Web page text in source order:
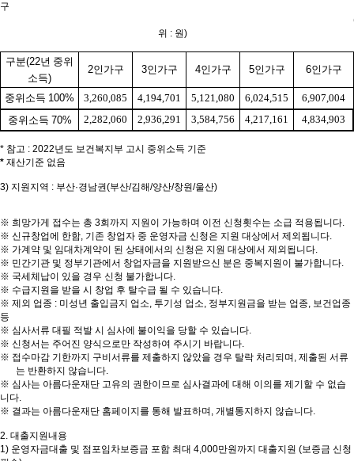
구
위 : 원)
구분(22년 중위
소득)
2인가구 3인가구 4인가구 5인가구 6인가구
중위소득 100% 3,260,085 4,194,701 5,121,080 6,024,515
6,907,004
중위소득 70% 2,282,060 2,936,291 3,584,756 4,217,161 4,834,903
* 참고 : 2022년도 보건복지부 고시 중위소득 기준
* 재산기준 없음
3) 지원지역 : 부산·경남권(부산/김해/양산/창원/울산)
※ 희망가게 접수는 총 3회까지 지원이 가능하며 이전 신청횟수는 소급 적용됩니다.
※ 신규창업에 한함, 기존 창업자 중 운영자금 신청은 지원 대상에서 제외됩니다.
※ 가계약 및 임대차계약이 된 상태에서의 신청은 지원 대상에서 제외됩니다.
※ 민간기관 및 정부기관에서 창업자금을 지원받으신 분은 중복지원이 불가합니다.
※ 국세체납이 있을 경우 신청 불가합니다.
※ 수급지원을 받을 시 창업 후 탈수급 될 수 있습니다.
※ 제외 업종 : 미성년 출입금지 업소, 투기성 업소, 정부지원금을 받는 업종, 보건업종
등
※ 심사서류 대필 적발 시 심사에 불이익을 당할 수 있습니다.
※ 신청서는 주어진 양식으로만 작성하여 주시기 바랍니다.
※ 접수마감 기한까지 구비서류를 제출하지 않았을 경우 탈락 처리되며 , 제출된 서류
는 반환하지 않습니다.
※ 심사는 아름다운재단 고유의 권한이므로 심사결과에 대해 이의를 제기할 수 없습
니다.
※ 결과는 아름다운재단 홈페이지를 통해 발표하며 , 개별통지하지 않습니다.
2. 대출지원내용
1) 운영자금대출 및 점포임차보증금 포함 최대 4,000만원까지 대출지원 (보증금 신청